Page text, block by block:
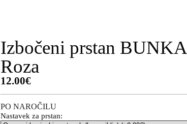
Izbočeni prstan BUNKA
Roza
12.00€
PO NAROČILU
Nastavek za prstan: